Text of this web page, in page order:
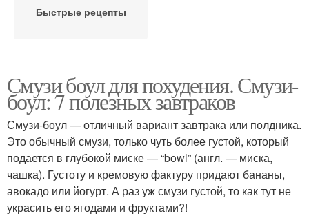
Быстрые рецепты
Смузи боул для похудения. Смузи-
боул: 7 полезных завтраков
Смузи-боул — отличный вариант завтрака или полдника.
Это обычный смузи, только чуть более густой, который
подается в глубокой миске — “bowl” (англ. — миска,
чашка). Густоту и кремовую фактуру придают бананы,
авокадо или йогурт. А раз уж смузи густой, то как тут не
украсить его ягодами и фруктами?!